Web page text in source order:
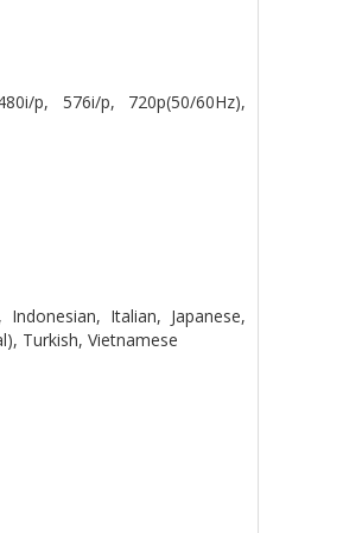
p, 576i/p, 720p(50/60Hz),
Italian, Japanese,
Turkish, Vietnamese